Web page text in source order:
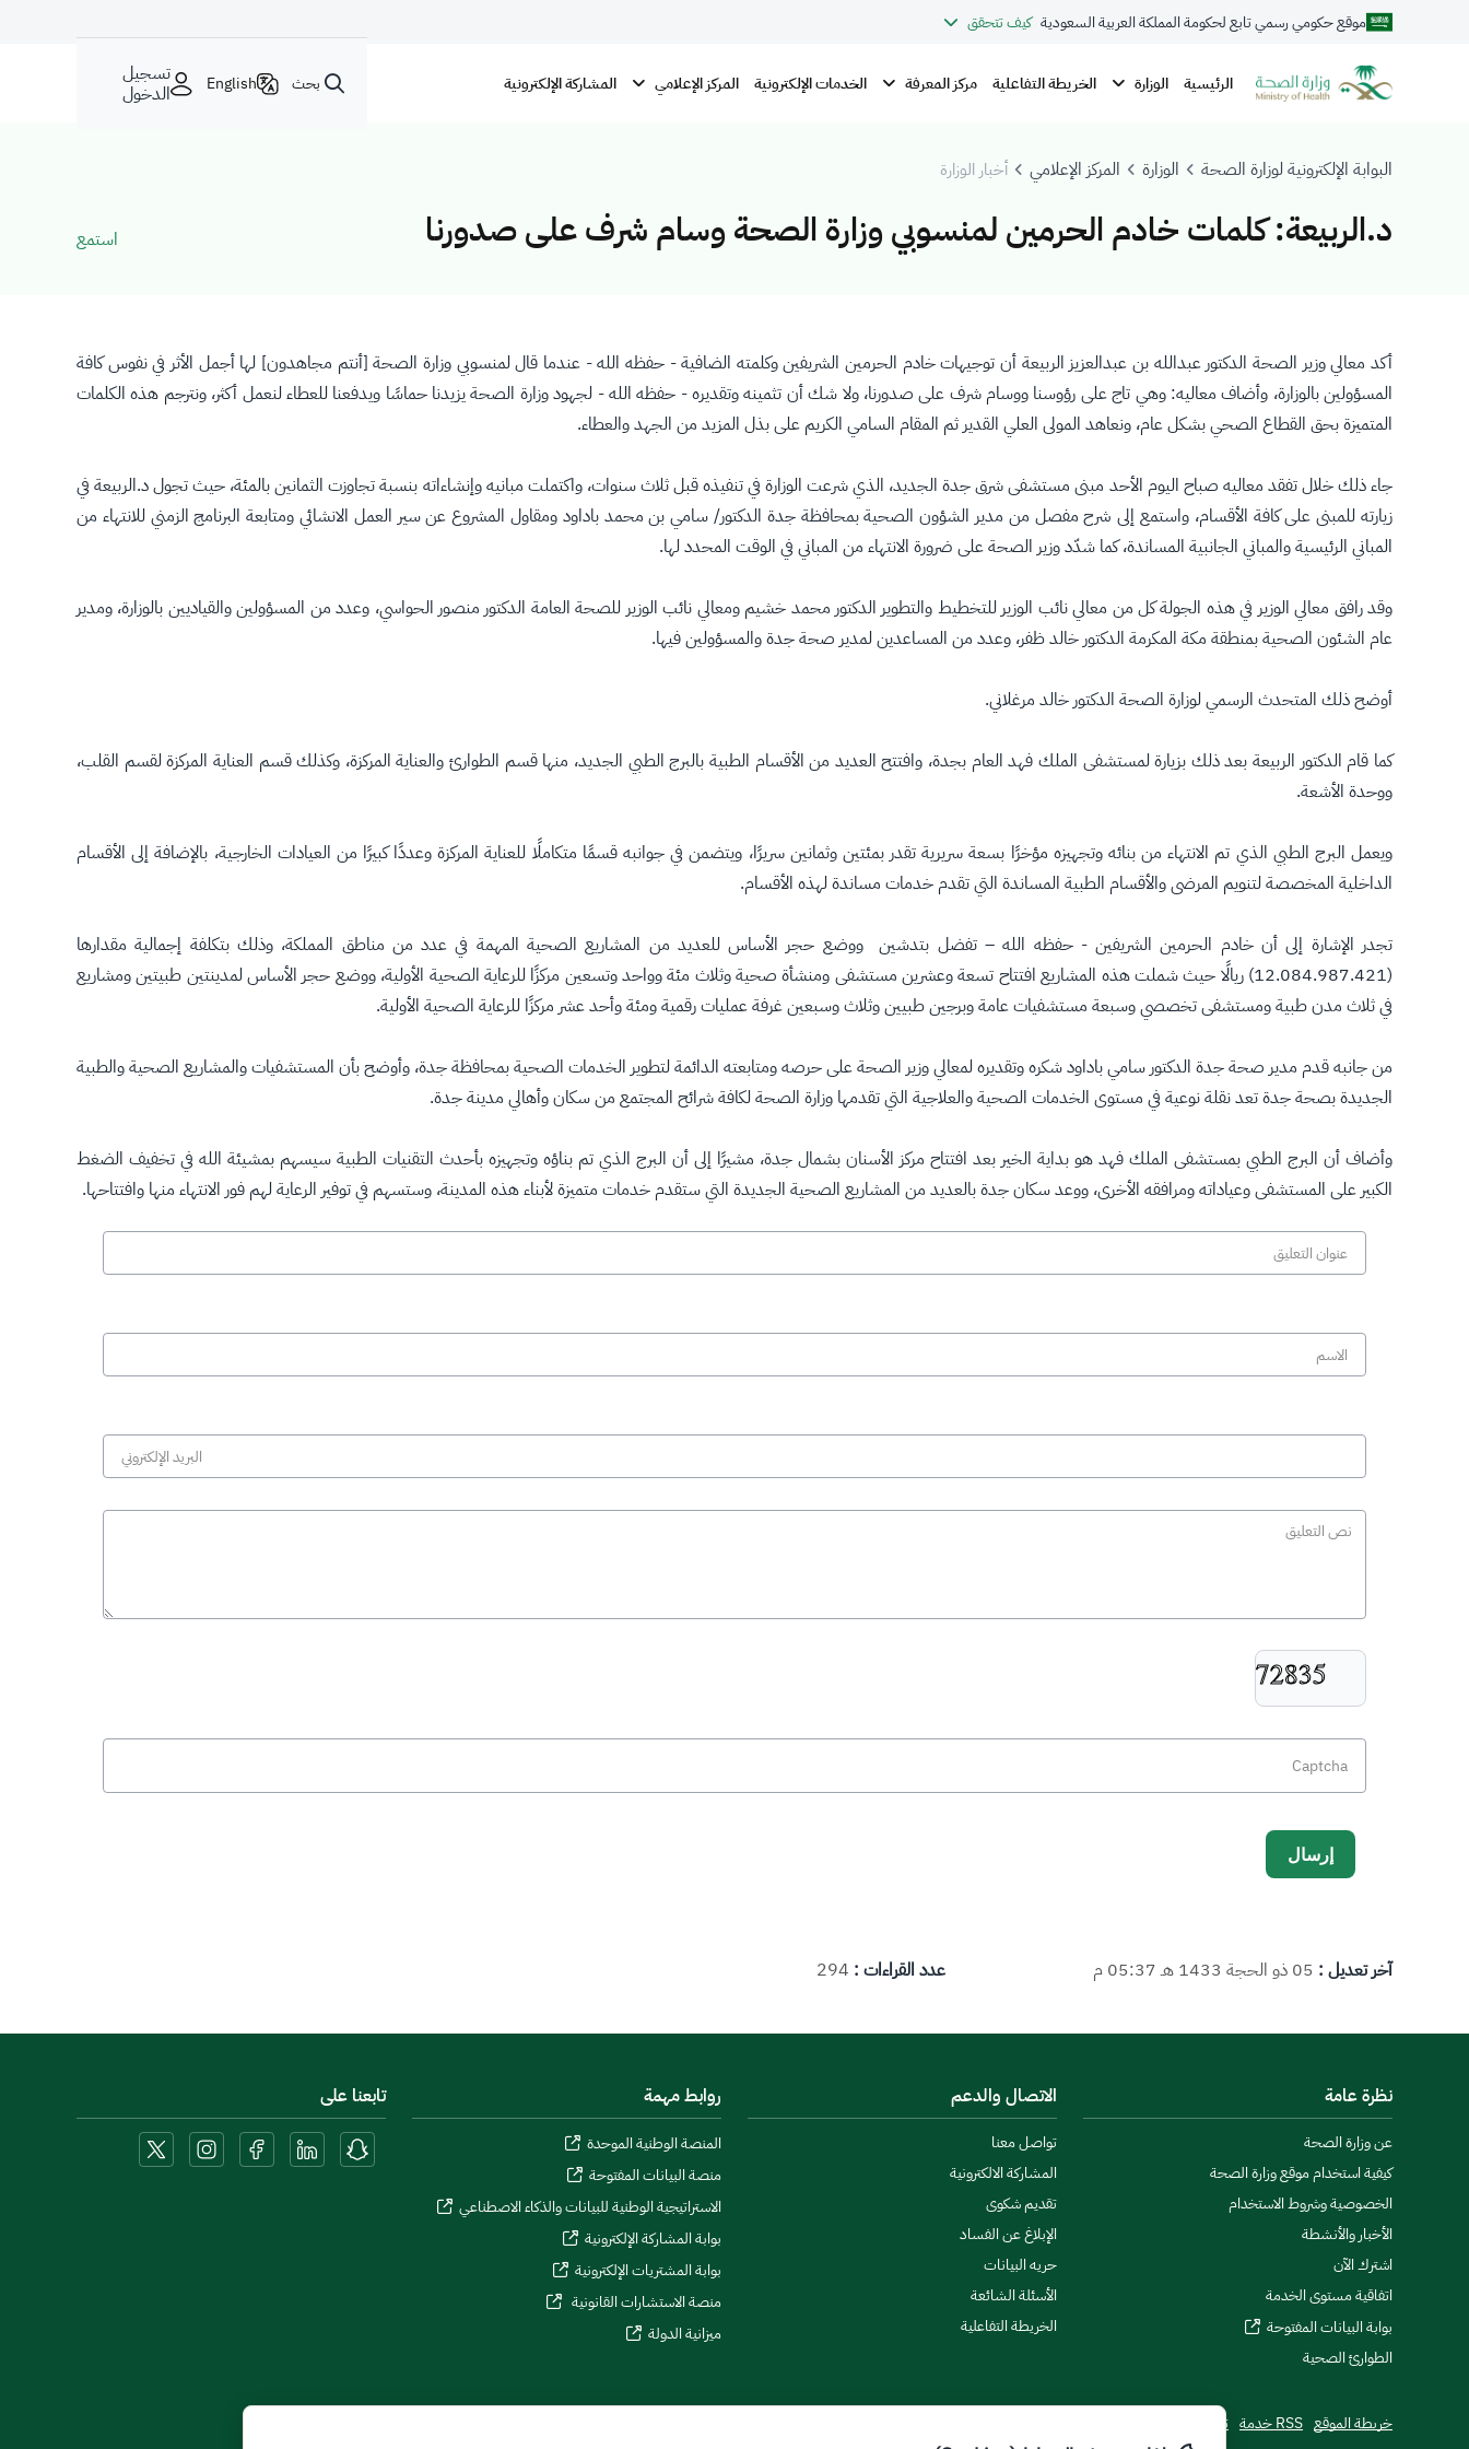
موقع حكومي رسمي تابع لحكومة المملكة العربية السعودية كيف تتحقق
الرئيسية الوزارة الخريطة التفاعلية مركز المعرفة الخدمات الإلكترونية المركز الإعلامي المشاركة الإلكترونية بحث English تسجيل
الدخول
البوابة الإلكترونية لوزارة الصحة الوزارة المركز الإعلامي أخبار الوزارة
د.الربيعة: كلمات خادم الحرمين لمنسوبي وزارة الصحة وسام شرف على صدورنا استمع
أكد معالي وزير الصحة الدكتور عبدالله بن عبدالعزيز الربيعة أن توجيهات خادم الحرمين الشريفين وكلمته الضافية - حفظه الله - عندما قال لمنسوبي وزارة الصحة [أنتم مجاهدون] لها أجمل الأثر في نفوس كافة
المسؤولين بالوزارة، وأضاف معاليه: وهي تاج على رؤوسنا ووسام شرف على صدورنا، ولا شك أن تثمينه وتقديره - حفظه الله - لجهود وزارة الصحة يزيدنا حماسًا ويدفعنا للعطاء لنعمل أكثر، ونترجم هذه الكلمات
المتميزة بحق القطاع الصحي بشكل عام، ونعاهد المولى العلي القدير ثم المقام السامي الكريم على بذل المزيد من الجهد والعطاء.
جاء ذلك خلال تفقد معاليه صباح اليوم الأحد مبنى مستشفى شرق جدة الجديد، الذي شرعت الوزارة في تنفيذه قبل ثلاث سنوات، واكتملت مبانيه وإنشاءاته بنسبة تجاوزت الثمانين بالمئة، حيث تجول د.الربيعة في
زيارته للمبنى على كافة الأقسام، واستمع إلى شرح مفصل من مدير الشؤون الصحية بمحافظة جدة الدكتور/ سامي بن محمد باداود ومقاول المشروع عن سير العمل الانشائي ومتابعة البرنامج الزمني للانتهاء من
المباني الرئيسية والمباني الجانبية المساندة، كما شدّد وزير الصحة على ضرورة الانتهاء من المباني في الوقت المحدد لها.
وقد رافق معالي الوزير في هذه الجولة كل من معالي نائب الوزير للتخطيط والتطوير الدكتور محمد خشيم ومعالي نائب الوزير للصحة العامة الدكتور منصور الحواسي، وعدد من المسؤولين والقياديين بالوزارة، ومدير
عام الشئون الصحية بمنطقة مكة المكرمة الدكتور خالد ظفر، وعدد من المساعدين لمدير صحة جدة والمسؤولين فيها.
أوضح ذلك المتحدث الرسمي لوزارة الصحة الدكتور خالد مرغلاني.
كما قام الدكتور الربيعة بعد ذلك بزيارة لمستشفى الملك فهد العام بجدة، وافتتح العديد من الأقسام الطبية بالبرج الطبي الجديد، منها قسم الطوارئ والعناية المركزة، وكذلك قسم العناية المركزة لقسم القلب،
ووحدة الأشعة.
ويعمل البرج الطبي الذي تم الانتهاء من بنائه وتجهيزه مؤخرًا بسعة سريرية تقدر بمئتين وثمانين سريرًا، ويتضمن في جوانبه قسمًا متكاملًا للعناية المركزة وعددًا كبيرًا من العيادات الخارجية، بالإضافة إلى الأقسام
الداخلية المخصصة لتنويم المرضى والأقسام الطبية المساندة التي تقدم خدمات مساندة لهذه الأقسام.
تجدر الإشارة إلى أن خادم الحرمين الشريفين - حفظه الله – تفضل بتدشين ووضع حجر الأساس للعديد من المشاريع الصحية المهمة في عدد من مناطق المملكة، وذلك بتكلفة إجمالية مقدارها
(12.084.987.421) ريالًا حيث شملت هذه المشاريع افتتاح تسعة وعشرين مستشفى ومنشأة صحية وثلاث مئة وواحد وتسعين مركزًا للرعاية الصحية الأولية، ووضع حجر الأساس لمدينتين طبيتين ومشاريع
في ثلاث مدن طبية ومستشفى تخصصي وسبعة مستشفيات عامة وبرجين طبيين وثلاث وسبعين غرفة عمليات رقمية ومئة وأحد عشر مركزًا للرعاية الصحية الأولية.
من جانبه قدم مدير صحة جدة الدكتور سامي باداود شكره وتقديره لمعالي وزير الصحة على حرصه ومتابعته الدائمة لتطوير الخدمات الصحية بمحافظة جدة، وأوضح بأن المستشفيات والمشاريع الصحية والطبية
الجديدة بصحة جدة تعد نقلة نوعية في مستوى الخدمات الصحية والعلاجية التي تقدمها وزارة الصحة لكافة شرائح المجتمع من سكان وأهالي مدينة جدة.
وأضاف أن البرج الطبي بمستشفى الملك فهد هو بداية الخير بعد افتتاح مركز الأسنان بشمال جدة، مشيرًا إلى أن البرج الذي تم بناؤه وتجهيزه بأحدث التقنيات الطبية سيسهم بمشيئة الله في تخفيف الضغط
الكبير على المستشفى وعياداته ومرافقه الأخرى، ووعد سكان جدة بالعديد من المشاريع الصحية الجديدة التي ستقدم خدمات متميزة لأبناء هذه المدينة، وستسهم في توفير الرعاية لهم فور الانتهاء منها وافتتاحها.
آخر تعديل : 05 ذو الحجة 1433 هـ 05:37 م عدد القراءات : 294
نظرة عامة
عن وزارة الصحة
كيفية استخدام موقع وزارة الصحة
الخصوصية وشروط الاستخدام
الأخبار والأنشطة
اشترك الآن
اتفاقية مستوى الخدمة
بوابة البيانات المفتوحة
الطوارئ الصحية
الاتصال والدعم
تواصل معنا
المشاركة الالكترونية
تقديم شكوى
الإبلاغ عن الفساد
حريه البيانات
الأسئلة الشائعة
الخريطة التفاعلية
روابط مهمة
المنصة الوطنية الموحدة
منصة البيانات المفتوحة
الاستراتيجية الوطنية للبيانات والذكاء الاصطناعي
بوابة المشاركة الإلكترونية
بوابة المشتريات الإلكترونية
منصة الاستشارات القانونية
ميزانية الدولة
تابعنا على
خريطة الموقع RSS خدمة تطبيقات الجوال